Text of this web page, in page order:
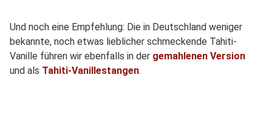
Und noch eine Empfehlung: Die in Deutschland weniger
bekannte, noch etwas lieblicher schmeckende Tahiti-
Vanille führen wir ebenfalls in der gemahlenen Version
und als Tahiti-Vanillestangen.